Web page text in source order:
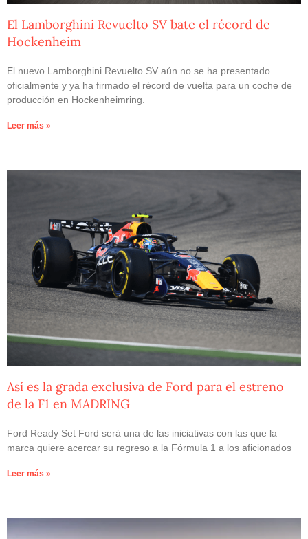
El Lamborghini Revuelto SV bate el récord de
Hockenheim
El nuevo Lamborghini Revuelto SV aún no se ha presentado
oficialmente y ya ha firmado el récord de vuelta para un coche de
producción en Hockenheimring.
Leer más »
Así es la grada exclusiva de Ford para el estreno
de la F1 en MADRING
Ford Ready Set Ford será una de las iniciativas con las que la
marca quiere acercar su regreso a la Fórmula 1 a los aficionados
Leer más »